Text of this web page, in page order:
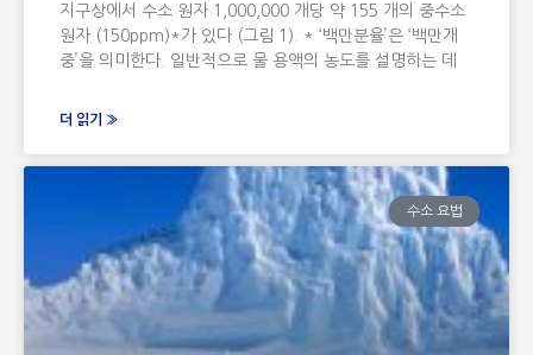
지구상에서 수소 원자 1,000,000 개당 약 155 개의 중수소
원자 (150ppm)*가 있다 (그림 1). * ‘백만분율’은 ‘백만개
중’을 의미한다. 일반적으로 물 용액의 농도를 설명하는 데
더 읽기 »
수소 요법